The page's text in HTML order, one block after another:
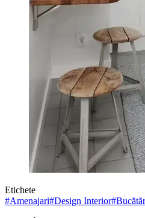
Etichete
#Amenajari#Design Interior#